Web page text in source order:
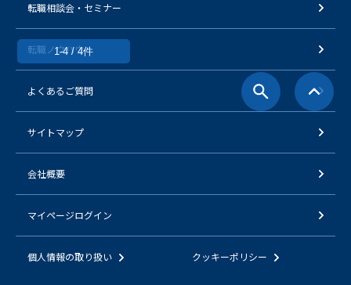
1-4 / 4件
転職相談会・セミナー
転職ノウハウ
よくあるご質問
サイトマップ
会社概要
マイページログイン
個人情報の取り扱い クッキーポリシー